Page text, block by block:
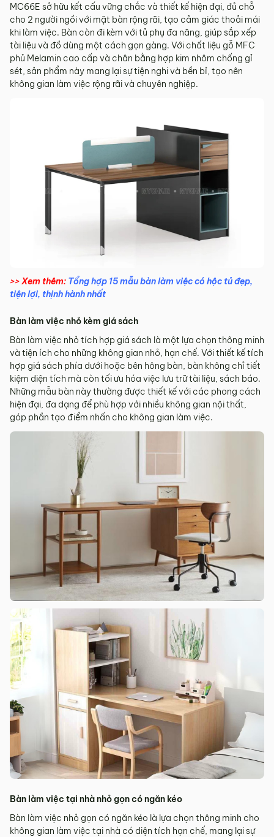
MC66E sở hữu kết cấu vững chắc và thiết kế hiện đại, đủ chỗ
cho 2 người ngồi với mặt bàn rộng rãi, tạo cảm giác thoải mái
khi làm việc. Bàn còn đi kèm với tủ phụ đa năng, giúp sắp xếp
tài liệu và đồ dùng một cách gọn gàng. Với chất liệu gỗ MFC
phủ Melamin cao cấp và chân bằng hợp kim nhôm chống gỉ
sét, sản phẩm này mang lại sự tiện nghi và bền bỉ, tạo nên
không gian làm việc rộng rãi và chuyên nghiệp.
>> Xem thêm: Tổng hợp 15 mẫu bàn làm việc có hộc tủ đẹp,
tiện lợi, thịnh hành nhất
Bàn làm việc nhỏ kèm giá sách
Bàn làm việc nhỏ tích hợp giá sách là một lựa chọn thông minh
và tiện ích cho những không gian nhỏ, hạn chế. Với thiết kế tích
hợp giá sách phía dưới hoặc bên hông bàn, bàn không chỉ tiết
kiệm diện tích mà còn tối ưu hóa việc lưu trữ tài liệu, sách báo.
Những mẫu bàn này thường được thiết kế với các phong cách
hiện đại, đa dạng để phù hợp với nhiều không gian nội thất,
góp phần tạo điểm nhấn cho không gian làm việc.
Bàn làm việc tại nhà nhỏ gọn có ngăn kéo
Bàn làm việc nhỏ gọn có ngăn kéo là lựa chọn thông minh cho
không gian làm việc tại nhà có diện tích hạn chế, mang lại sự